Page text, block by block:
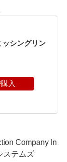
ッシングリン
入
Company In
ステムズ